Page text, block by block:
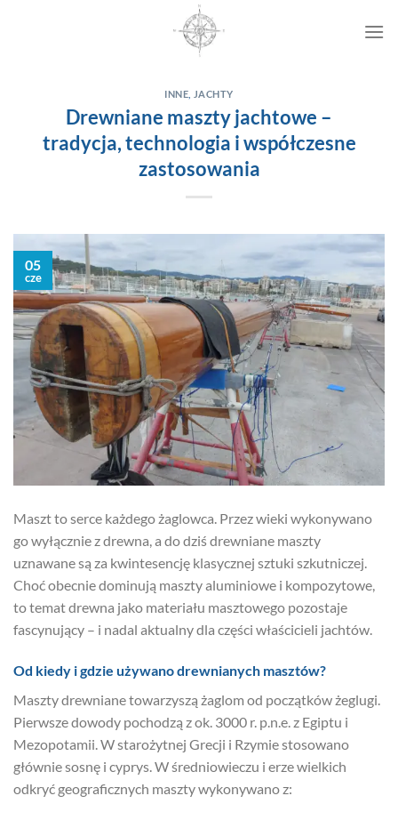
INNE JACHTY
Drewniane maszty jachtowe –
tradycja, technologia i współczesne
zastosowania
05
cze
Maszt to serce każdego żaglowca. Przez wieki wykonywano
go wyłącznie z drewna, a do dziś drewniane maszty
uznawane są za kwintesencję klasycznej sztuki szkutniczej.
Choć obecnie dominują maszty aluminiowe i kompozytowe,
to temat drewna jako materiału masztowego pozostaje
fascynujący – i nadal aktualny dla części właścicieli jachtów.
Od kiedy i gdzie używano drewnianych masztów?
Maszty drewniane towarzyszą żaglom od początków żeglugi.
Pierwsze dowody pochodzą z ok. 3000 r. p.n.e. z Egiptu i
Mezopotamii. W starożytnej Grecji i Rzymie stosowano
głównie sosnę i cyprys. W średniowieczu i erze wielkich
odkryć geograficznych maszty wykonywano z: